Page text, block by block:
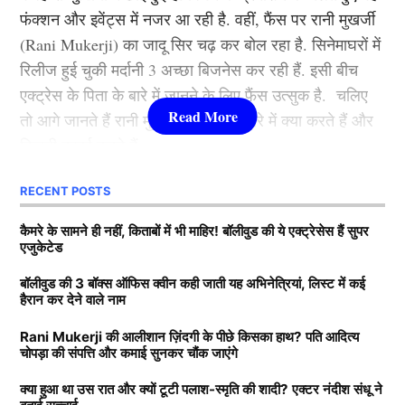
फिल्मों से आलिया भट्ट बॉलीवुड की क्वीन बन बैठी. माना जाता है
कि जिस भी फिल्म से आलिया भट्टा का नाम जुड़ता है उसका हिट
होना तय है.
3.श्रद्धा कपूर ( Shraddha Kapoor )
लिस्ट में तीसरे नंबर पर शक्ति कपूर की बेटी श्रद्धा कपूर मौजूद है.
उन्होंने कई हिट फिल्में की है. खूबसूरती के साथ फैंस श्रद्धा को
उनकी एक्टिंग की वजह से भी काफी पसंद करते हैं. उनकी
मासूमियत और सादगी सभी को पसंद आती है. वहीं, श्रद्धा ने अपने
करियर की शुरूआत 2010 में ‘तीन पत्ती’ (Teen Patti) फ़िल्म से
की थी. हालांकि, उनकी यह फिल्म बॉक्स ऑफिस पर कुछ खास
कमाई नहीं कर पाई. वहीं, साल 2013 में आई रोमांटिक फिल्म
‘आशिकी 2’ . जिसकी बदौलत श्रद्धा एक रात में बॉलीवुड
(Bollywood)की टॉप एक्ट्रेस बन गई. अब तक शक्ति कपूर की
फंक्शन और इवेंट्स में नजर आ रही है. वहीं, फैंस पर रानी मुखर्जी
(Rani Mukerji) का जादू सिर चढ़ कर बोल रहा है. सिनेमाघरों में
रिलीज हुई चुकी मर्दानी 3 अच्छा बिजनेस कर रही हैं. इसी बीच
एक्ट्रेस के पिता के बारे में जानने के लिए फैंस उत्सुक है. चलिए
तो आगे जानते हैं रानी मुखर्जी के पिता के बारे में क्या करते हैं और
Rani Mukerji के पति के पास कितनी
संपत्ति?
बता दें कि रानी मुखर्जी (Rani Mukerji) के पति का नाम आदित्य
चोपड़ा है. वह करोड़ों की संपत्ति के मालिक हैं. मीडिया रिपोर्ट्स का
दावा है कि आदित्य के पास 7200-7500 करोड़ की संपत्ति है. रानी
के मुखर्जी मशहूर फिल्म प्रोड्यूसर है. जिसकी बदौलत वह हर
साल तगड़ी कमाई करते हैं. जानकारी के अनुसार आदित्य चोपड़ा
RECENT POSTS
कैमरे के सामने ही नहीं, किताबों में भी माहिर! बॉलीवुड की ये एक्ट्रेसेस हैं सुपर
एजुकेटेड
बॉलीवुड की 3 बॉक्स ऑफिस क्वीन कही जाती यह अभिनेत्रियां, लिस्ट में कई
हैरान कर देने वाले नाम
Rani Mukerji की आलीशान ज़िंदगी के पीछे किसका हाथ? पति आदित्य
चोपड़ा की संपत्ति और कमाई सुनकर चौंक जाएंगे
क्या हुआ था उस रात और क्यों टूटी पलाश-स्मृति की शादी? एक्टर नंदीश संधू ने